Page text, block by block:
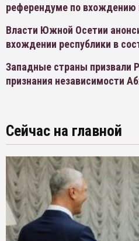
референдуме по вхождению
Власти Южной Осетии
вхождении республики в
Западные страны призвали
признания независимости
Сейчас на главной